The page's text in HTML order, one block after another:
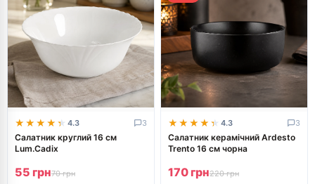
★★★★★
★★★★★ 4.3 3
Салатник круглий 16 см
Lum.Cadiх
55 грн70 грн
★★★★★
★★★★★ 4.3 3
Салатник керамічний Ardesto
Trento 16 см чорна
170 грн220 грн